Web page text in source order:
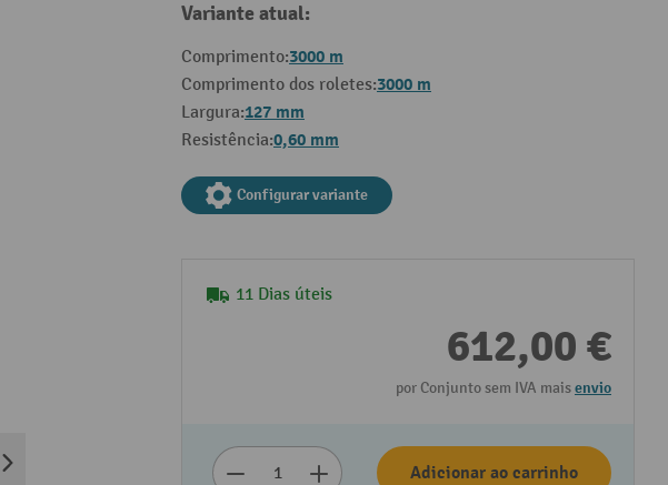
Reproduzir vídeo
Variante atual:
Comprimento:3000 m
Comprimento dos roletes:3000 m
Largura:127 mm
Resistência:0,60 mm
Configurar variante
11 Dias úteis
612,00 €
por Conjunto sem IVA maisenvio
Adicionar ao carrinho